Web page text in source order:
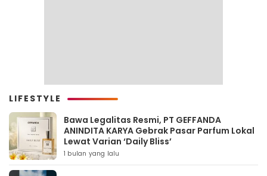
LIFESTYLE
Bawa Legalitas Resmi, PT GEFFANDA
ANINDITA KARYA Gebrak Pasar Parfum Lokal
Lewat Varian ‘Daily Bliss’
1 bulan yang lalu